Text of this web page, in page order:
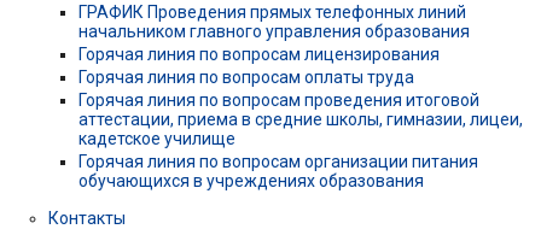
ГРАФИК Проведения прямых телефонных линий
начальником главного управления образования
Горячая линия по вопросам лицензирования
Горячая линия по вопросам оплаты труда
Горячая линия по вопросам проведения итоговой
аттестации, приема в средние школы, гимназии, лицеи,
кадетское училище
Горячая линия по вопросам организации питания
обучающихся в учреждениях образования
Контакты